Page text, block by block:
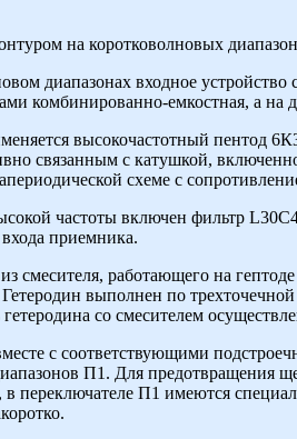
на коротковолновых
диапазонах входное
комбинированно-емкостная, а
высокочастотный пентод
связанным с катушкой,
схеме с
частоты включен фильтр
приемника.
смесителя, работающего на
выполнен по
со смесителем
с соответствующими
П1. Для предотвращения
в переключателе П1 имеются